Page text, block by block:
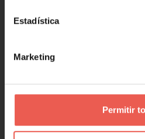
Estadística
Marketing
Permitir
NEGOCIOS
Emprendimiento y Startups